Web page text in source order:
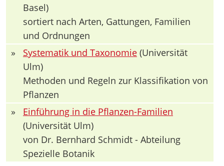
Basel)
sortiert nach Arten, Gattungen, Familien
und Ordnungen
»
Systematik und Taxonomie (Universität
Ulm)
Methoden und Regeln zur Klassifikation von
Pflanzen
»
Einführung in die Pflanzen-Familien
(Universität Ulm)
von Dr. Bernhard Schmidt - Abteilung
Spezielle Botanik